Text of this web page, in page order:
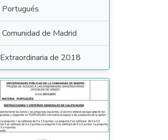
Portugués
Comunidad de Madrid
Extraordinaria de 2018